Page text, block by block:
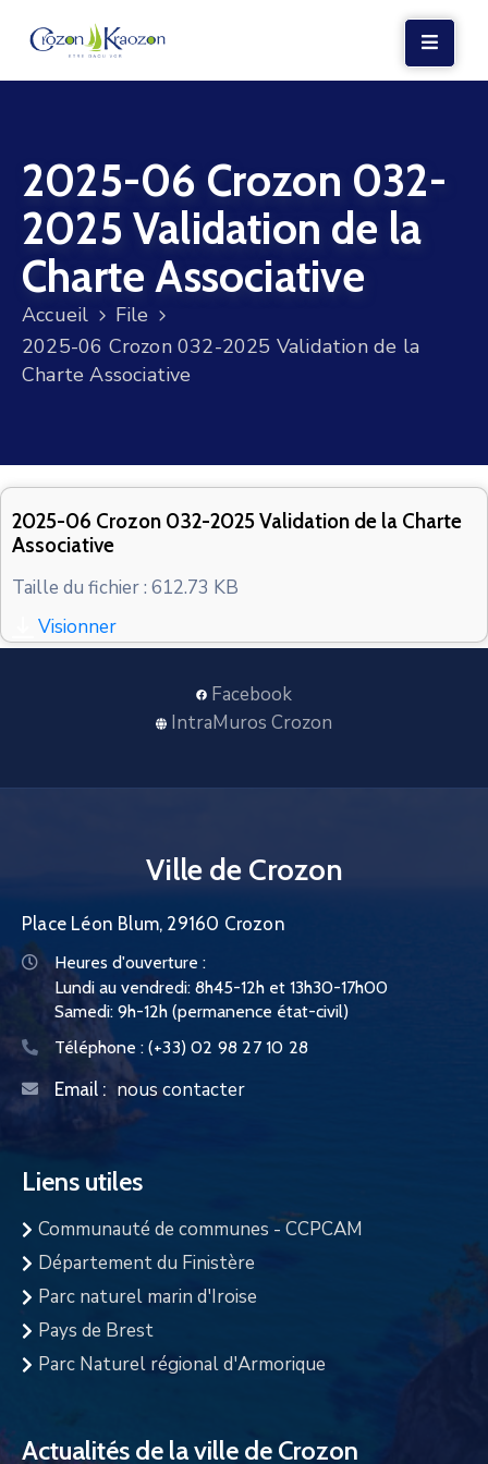
VIE
LOCALE
VIE
SOCIALE
TERRE
ET
MER
2025-06 Crozon 032-
2025 Validation de la
Charte Associative
Accueil
File
2025-06 Crozon 032-2025 Validation de la
Charte Associative
2025-06 Crozon 032-2025 Validation de la Charte
Associative
Taille du fichier : 612.73 KB
Visionner
Facebook
IntraMuros Crozon
Ville de Crozon
Place Léon Blum, 29160 Crozon
Heures d'ouverture :
Lundi au vendredi: 8h45-12h et 13h30-17h00
Samedi: 9h-12h (permanence état-civil)
Téléphone : (+33) 02 98 27 10 28
Email : nous contacter
Liens utiles
Communauté de communes - CCPCAM
Département du Finistère
Parc naturel marin d'Iroise
Pays de Brest
Parc Naturel régional d'Armorique
Actualités de la ville de Crozon